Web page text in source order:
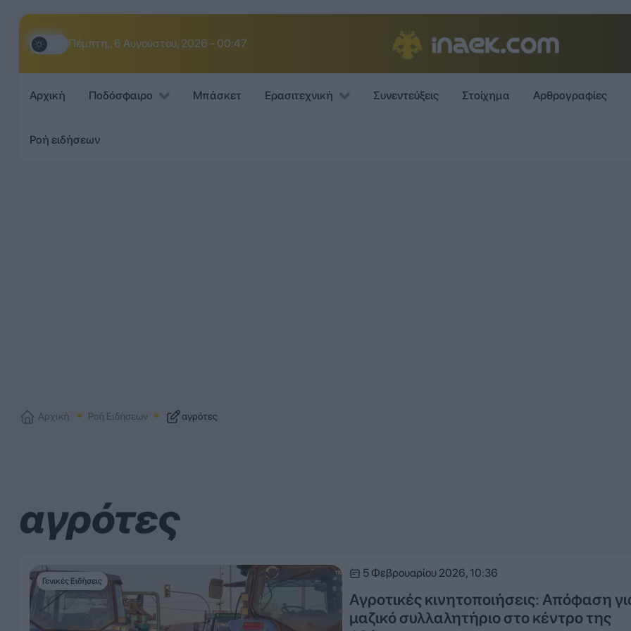
Πέμπτη,, 6 Αυγούστου, 2026 - 00:48
Αρχική Ποδόσφαιρο Μπάσκετ Ερασιτεχνική Συνεντεύξεις Στοίχημα Αρθρογραφίες
Ροή ειδήσεων
Αρχική Ροή Ειδήσεων αγρότες
αγρότες
Γενικές Ειδήσεις
5 Φεβρουαρίου 2026, 10:36
Αγροτικές κινητοποιήσεις: Απόφαση
μαζικό συλλαλητήριο στο κέντρο της